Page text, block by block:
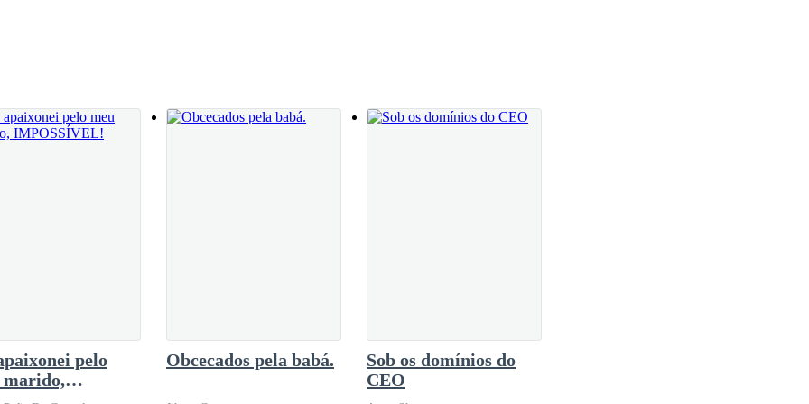
que não. — Ficou em silêncio por uns segundos e falou: — Fiquei sabendo que a Jessenia vai casar com o
a Jessenia fez questão de espalhar a notícia.
pelo
marido,
Obcecados pela babá.
Sob os domínios do
CEO